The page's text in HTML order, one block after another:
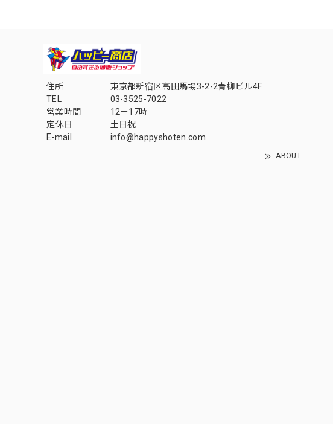
住所
東京都新宿区高田馬場3-2-2青柳ビル4F
TEL
03-3525-7022
営業時間
12－17時
定休日
土日祝
E-mail
info@happyshoten.com
ABOUT